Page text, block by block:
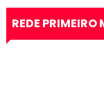
REDE PRIMEIRO